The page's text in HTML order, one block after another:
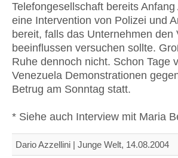
Telefongesellschaft bereits
eine Intervention von Polizei und
bereit, falls das Unternehmen
beeinflussen versuchen sollte.
Ruhe dennoch nicht. Schon Tage
Venezuela Demonstrationen
Betrug am Sonntag statt.
* Siehe auch Interview mit Maria
Dario Azzellini | Junge Welt, 14.08.2004